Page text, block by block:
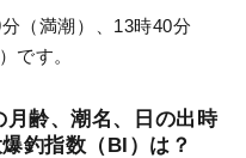
（満潮）、13時40分
です。
月齢、潮名、日の出時
釣指数（BI）は？